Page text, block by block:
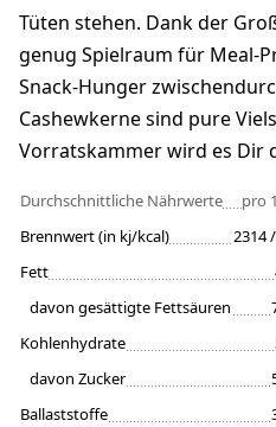
Tüten stehen. Dank der
genug Spielraum für Meal-
Snack-Hunger
Cashewkerne sind pure
Vorratskammer wird es Dir
Durchschnittliche Nährwerte
pro
Brennwert (in kj/kcal)
2314
Fett
davon gesättigte Fettsäuren
Kohlenhydrate
davon Zucker
Ballaststoffe